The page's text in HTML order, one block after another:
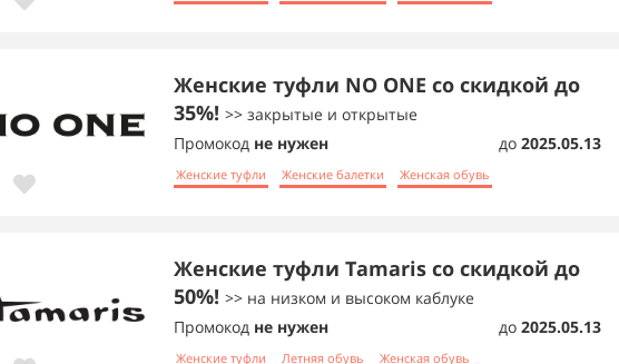
Женские туфли NO ONE со скидкой до
35%! >> закрытые и открытые
Промокод не нужен до 2025.05.13
Женские туфли Женские балетки Женская обувь
Женские туфли Tamaris со скидкой до
50%! >> на низком и высоком каблуке
Промокод не нужен до 2025.05.13
Женские туфли Летняя обувь Женская обувь